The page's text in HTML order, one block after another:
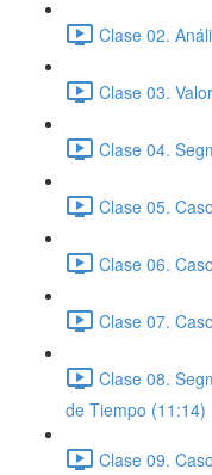
Clase 02.
Clase 03.
Clase 04.
Clase 05.
Clase 06.
Clase 07.
Clase 08.
de Tiempo (11:14)
Clase 09.